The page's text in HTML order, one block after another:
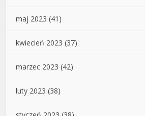
maj 2023 (41)
kwiecień 2023 (37)
marzec 2023 (42)
luty 2023 (38)